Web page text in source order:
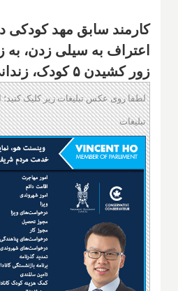
کارمند سابق مهد کودکی
اعتراف به سیلی زدن، به
زور کشیدن ۵ کودک، زندانی نمی‌شود
لطفا روی عکس تبلیغات زیر کلیک
تبلیغات